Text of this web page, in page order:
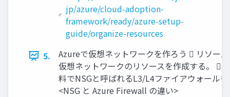
jp/azure/cloud-adoption-
framework/ready/azure-setup-
guide/organize-resources
5.
Azureで仮想ネットワークを作ろう  リソー
仮想ネットワークのリソースを作成する。 
料でNSGと呼ばれるL3/L4ファイアウォール
<NSG と Azure Firewall の違い>